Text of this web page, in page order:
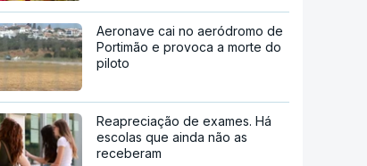
Aeronave cai no aeródromo de
Portimão e provoca a morte do
piloto
Reapreciação de exames. Há
escolas que ainda não as
receberam